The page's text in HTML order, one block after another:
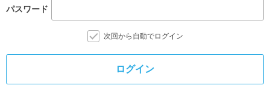
パスワード
次回から自動でログイン
ログイン